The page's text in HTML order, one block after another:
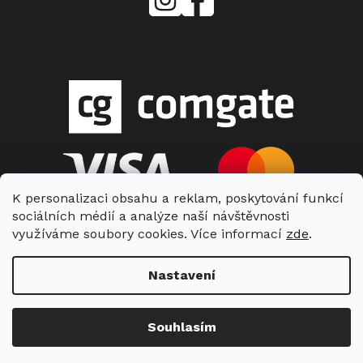
K personalizaci obsahu a reklam, poskytování funkcí
sociálních médií a analýze naší návštěvnosti
využíváme soubory cookies. Více informací zde.
Nastavení
Souhlasím
Center
Vytvořil Shoptet| Nakódoval Shopcode
Copyright 2026Miele Center Vlášek. Všechna práva vyhrazena.